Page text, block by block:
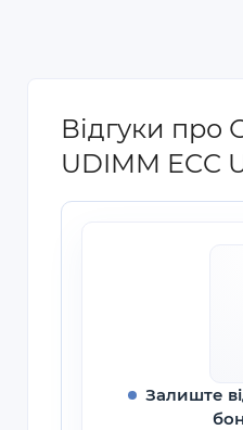
Відгуки про
UDIMM ECC
Залиште